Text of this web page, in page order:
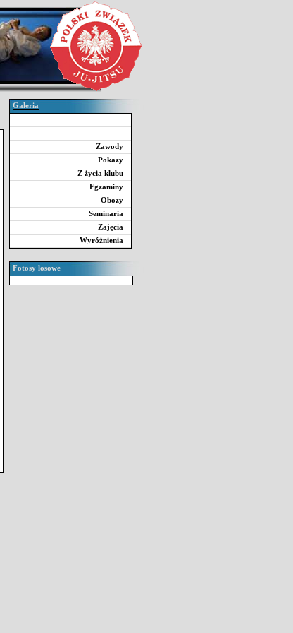
Galeria
Zawody
Pokazy
Z życia klubu
Egzaminy
Obozy
Seminaria
Zajęcia
Wyróżnienia
Fotosy losowe